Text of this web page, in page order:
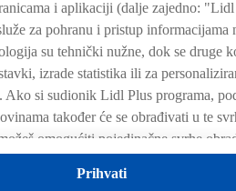
u skladu s
a
i aplikaciji (dalje zajedno: "Lidl
za pohranu i pristup informacijama
su tehnički nužne, dok se druge
izrade statistika ili za
Ako si sudionik Lidl Plus programa,
također će se obrađivati u te
omogućiti pojedinačne svrhe
podataka.
samo korištenje nužnih tehnologija.
Prihvati